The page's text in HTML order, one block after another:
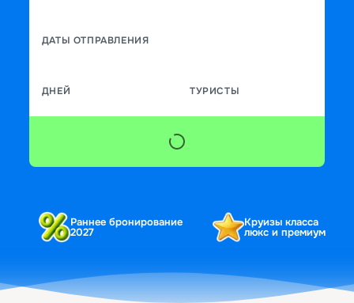
ДАТЫ ОТПРАВЛЕНИЯ
ДНЕЙ ТУРИСТЫ
Раннее бронирование
2027
Круизы класса
люкс и премиум